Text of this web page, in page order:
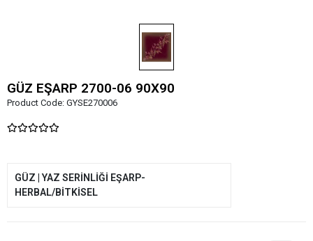
GÜZ EŞARP 2700-06 90X90
Product Code: GYSE270006
GÜZ | YAZ SERİNLİĞİ EŞARP-
HERBAL/BİTKİSEL